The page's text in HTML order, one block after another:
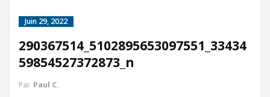
Juin 29, 2022
290367514_5102895653097551_33434
59854527372873_n
Par Paul C.